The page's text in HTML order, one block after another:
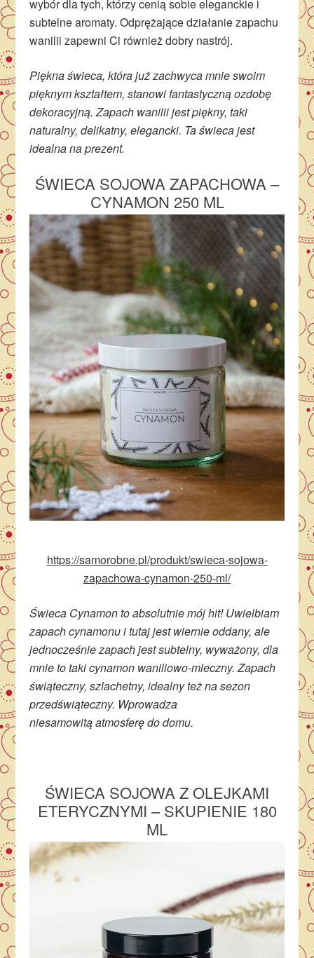
wybór dla tych, którzy cenią sobie eleganckie i
subtelne aromaty. Odprężające działanie zapachu
wanilii zapewni Ci również dobry nastrój.
Piękna świeca, która już zachwyca mnie swoim
pięknym kształtem, stanowi fantastyczną ozdobę
dekoracyjną. Zapach wanilii jest piękny, taki
naturalny, delikatny, elegancki. Ta świeca jest
idealna na prezent.
ŚWIECA SOJOWA ZAPACHOWA –
CYNAMON 250 ML
https://samorobne.pl/produkt/swieca-sojowa-
zapachowa-cynamon-250-ml/
Świeca Cynamon to absolutnie mój hit! Uwielbiam
zapach cynamonu i tutaj jest wiernie oddany, ale
jednocześnie zapach jest subtelny, wyważony, dla
mnie to taki cynamon waniliowo-mleczny. Zapach
świąteczny, szlachetny, idealny też na sezon
przedświąteczny. Wprowadza
niesamowitą atmosferę do domu.
ŚWIECA SOJOWA Z OLEJKAMI
ETERYCZNYMI – SKUPIENIE 180
ML